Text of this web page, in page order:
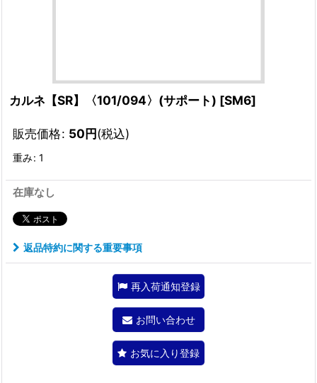
カルネ【SR】〈101/094〉(サポート) [SM6]
販売価格: 50円(税込)
重み: 1
在庫なし
返品特約に関する重要事項
再入荷通知登録
お問い合わせ
お気に入り登録